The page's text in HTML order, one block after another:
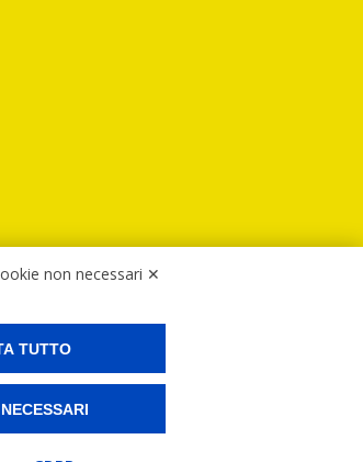
non necessari ✕
TUTTO